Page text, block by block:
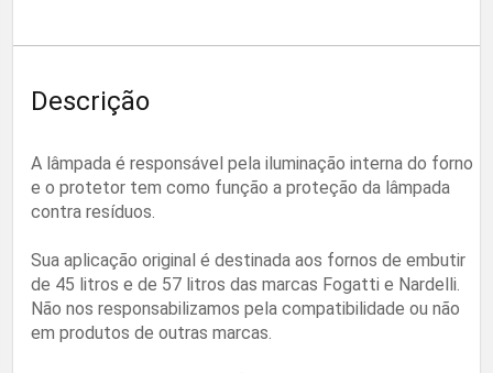
Descrição
A lâmpada é responsável pela iluminação interna do forno
e o protetor tem como função a proteção da lâmpada
contra resíduos.
Sua aplicação original é destinada aos fornos de embutir
de 45 litros e de 57 litros das marcas Fogatti e Nardelli.
Não nos responsabilizamos pela compatibilidade ou não
em produtos de outras marcas.